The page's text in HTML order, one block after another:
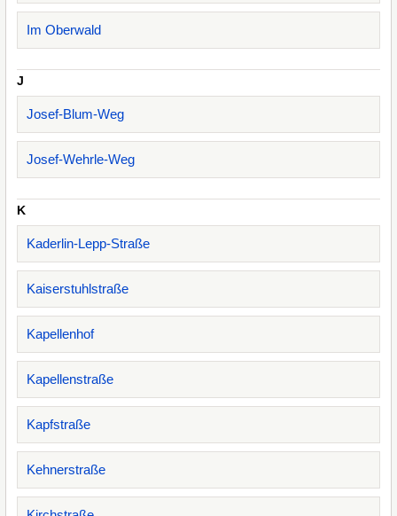
Im Oberwald
J
Josef-Blum-Weg
Josef-Wehrle-Weg
K
Kaderlin-Lepp-Straße
Kaiserstuhlstraße
Kapellenhof
Kapellenstraße
Kapfstraße
Kehnerstraße